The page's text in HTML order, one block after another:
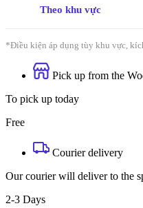
Theo khu vực
*Điều kiện áp dụng tùy khu vực,
Pick up from the
To pick up today
Free
Courier delivery
Our courier will deliver to the
2-3 Days